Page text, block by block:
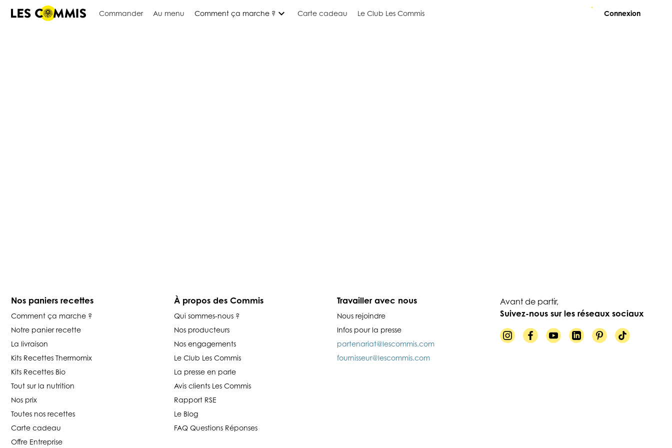
Commander Au menu Comment ça marche ? expand_more Carte cadeau Le Club Les Commis Connexion
Nos paniers recettes
Comment ça marche ?
Notre panier recette
La livraison
Kits Recettes Thermomix
Kits Recettes Bio
Tout sur la nutrition
Nos prix
Toutes nos recettes
Carte cadeau
Offre Entreprise
À propos des Commis
Qui sommes-nous ?
Nos producteurs
Nos engagements
Le Club Les Commis
La presse en parle
Avis clients Les Commis
Rapport RSE
Le Blog
FAQ Questions Réponses
Travailler avec nous
Nous rejoindre
Infos pour la presse
partenariat@lescommis.com
fournisseur@lescommis.com
Avant de partir,
Suivez-nous sur les réseaux sociaux